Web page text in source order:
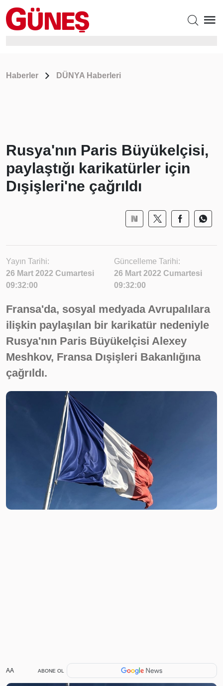
Haberler DÜNYA Haberleri
Rusya'nın Paris Büyükelçisi,
paylaştığı karikatürler için
Dışişleri'ne çağrıldı
Yayın Tarihi:
26 Mart 2022 Cumartesi
09:32:00
Güncelleme Tarihi:
26 Mart 2022 Cumartesi
09:32:00
Fransa'da, sosyal medyada Avrupalılara
ilişkin paylaşılan bir karikatür nedeniyle
Rusya'nın Paris Büyükelçisi Alexey
Meshkov, Fransa Dışişleri Bakanlığına
çağrıldı.
AA ABONE OL